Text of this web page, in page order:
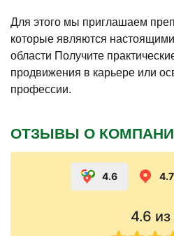
Для этого мы приглашаем
которые являются
области Получите
продвижения в карьере или
профессии.
ОТЗЫВЫ О
4.6 4.7
4.6 из